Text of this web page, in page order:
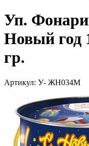
Уп.
Новый год
гр.
Артикул: У- ЖН034М